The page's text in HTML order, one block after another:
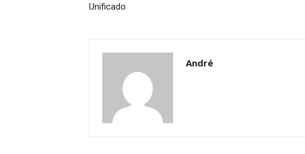
Unificado
André